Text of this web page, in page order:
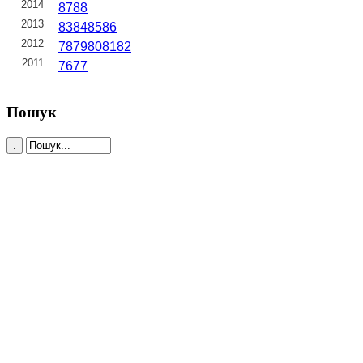
2014 8788
2013 83848586
2012 7879808182
2011 7677
Пошук